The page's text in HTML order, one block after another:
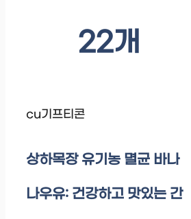
22개
cu기프티콘
상하목장 유기농 멸균 바나
나우유: 건강하고 맛있는 간